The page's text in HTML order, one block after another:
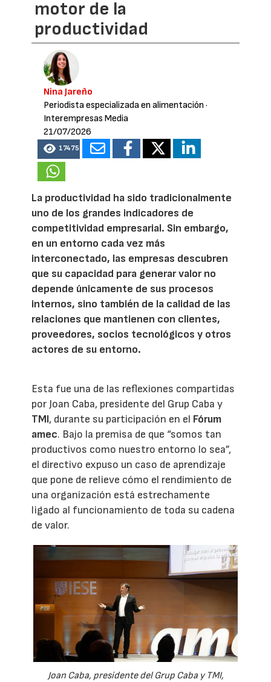
motor de la
productividad
Nina Jareño
Periodista especializada en alimentación ·
Interempresas Media
21/07/2026
17475
La productividad ha sido tradicionalmente
uno de los grandes indicadores de
competitividad empresarial. Sin embargo,
en un entorno cada vez más
interconectado, las empresas descubren
que su capacidad para generar valor no
depende únicamente de sus procesos
internos, sino también de la calidad de las
relaciones que mantienen con clientes,
proveedores, socios tecnológicos y otros
actores de su entorno.
Esta fue una de las reflexiones compartidas
por Joan Caba, presidente del Grup Caba y
TMI, durante su participación en el Fórum
amec. Bajo la premisa de que “somos tan
productivos como nuestro entorno lo sea”,
el directivo expuso un caso de aprendizaje
que pone de relieve cómo el rendimiento de
una organización está estrechamente
ligado al funcionamiento de toda su cadena
de valor.
Joan Caba, presidente del Grup Caba y TMI,